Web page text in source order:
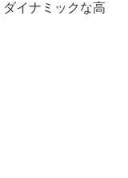
イナミックな高